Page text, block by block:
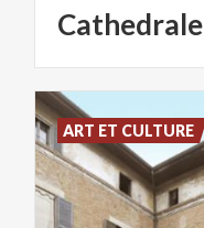
Cathedrale
ART ET CULTURE